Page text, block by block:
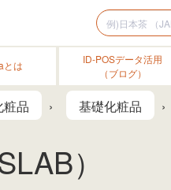
とは
ID-POSデータ活用
（ブログ）
粧品 基礎化粧品
）